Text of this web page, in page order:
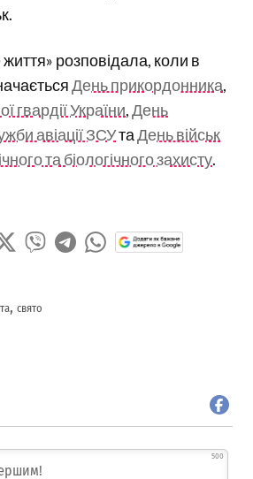
розповідала, коли в
День прикордонника,
гвардії України,День
авіації ЗСУтаДень військ
та біологічного захисту.
,свято
500